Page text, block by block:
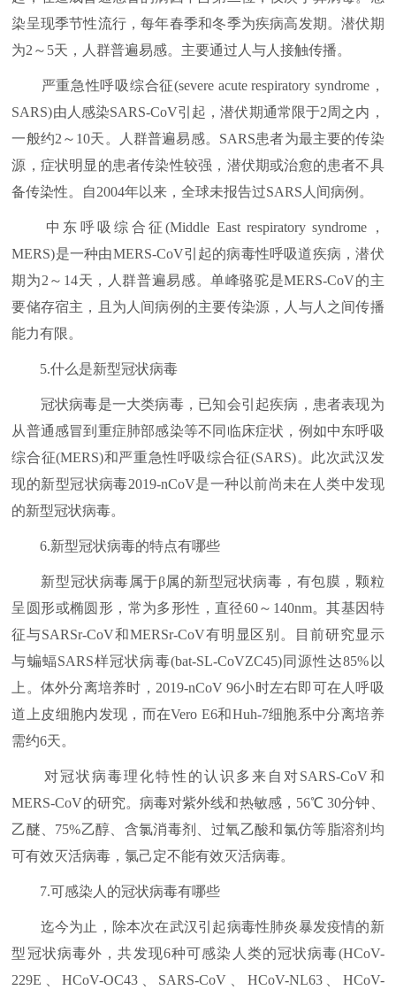
染呈现季节性流行，每年春季和冬季为疾病高发期。潜伏期
为2～5天，人群普遍易感。主要通过人与人接触传播。
严重急性呼吸综合征(severe acute respiratory syndrome，
SARS)由人感染SARS-CoV引起，潜伏期通常限于2周之内，
一般约2～10天。人群普遍易感。SARS患者为最主要的传染
源，症状明显的患者传染性较强，潜伏期或治愈的患者不具
备传染性。自2004年以来，全球未报告过SARS人间病例。
中东呼吸综合征(Middle East respiratory syndrome，
MERS)是一种由MERS-CoV引起的病毒性呼吸道疾病，潜伏
期为2～14天，人群普遍易感。单峰骆驼是MERS-CoV的主
要储存宿主，且为人间病例的主要传染源，人与人之间传播
能力有限。
5.什么是新型冠状病毒
冠状病毒是一大类病毒，已知会引起疾病，患者表现为
从普通感冒到重症肺部感染等不同临床症状，例如中东呼吸
综合征(MERS)和严重急性呼吸综合征(SARS)。此次武汉发
现的新型冠状病毒2019-nCoV是一种以前尚未在人类中发现
的新型冠状病毒。
6.新型冠状病毒的特点有哪些
新型冠状病毒属于β属的新型冠状病毒，有包膜，颗粒
呈圆形或椭圆形，常为多形性，直径60～140nm。其基因特
征与SARSr-CoV和MERSr-CoV有明显区别。目前研究显示
与蝙蝠SARS样冠状病毒(bat-SL-CoVZC45)同源性达85%以
上。体外分离培养时，2019-nCoV 96小时左右即可在人呼吸
道上皮细胞内发现，而在Vero E6和Huh-7细胞系中分离培养
需约6天。
对冠状病毒理化特性的认识多来自对SARS-CoV和
MERS-CoV的研究。病毒对紫外线和热敏感，56℃ 30分钟、
乙醚、75%乙醇、含氯消毒剂、过氧乙酸和氯仿等脂溶剂均
可有效灭活病毒，氯己定不能有效灭活病毒。
7.可感染人的冠状病毒有哪些
迄今为止，除本次在武汉引起病毒性肺炎暴发疫情的新
型冠状病毒外，共发现6种可感染人类的冠状病毒(HCoV-
229E、HCoV-OC43、SARS-CoV、HCoV-NL63、HCoV-